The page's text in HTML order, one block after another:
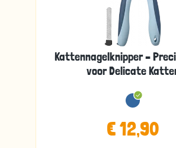
Kattennagelknipper –
voor Delicate
€ 12,90